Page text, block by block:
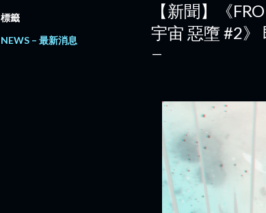
標籤
NEWS – 最新消息
【新聞】《
宇宙 惡墮 #2》